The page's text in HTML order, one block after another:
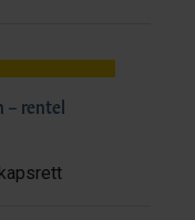
– rentel